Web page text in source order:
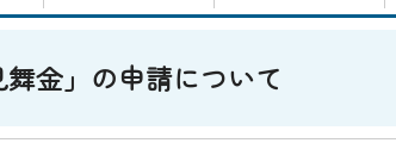
金」の申請について